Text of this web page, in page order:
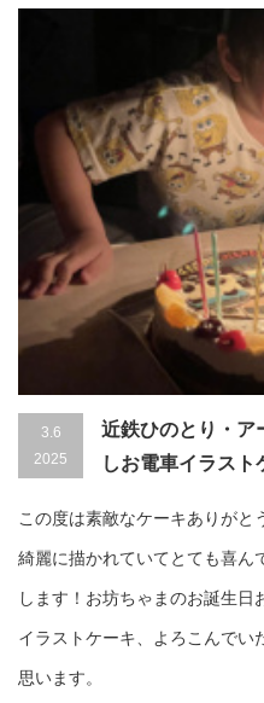
3.6
2025
近鉄ひのとり・ア
しお電車イラスト
この度は素敵なケーキありが
綺麗に描かれていてとても喜ん
します！お坊ちゃまのお誕生
イラストケーキ、よろこんでい
思います。